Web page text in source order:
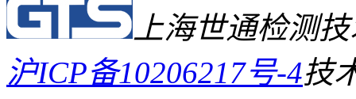
上海世通检测
沪ICP备10206217号-4技